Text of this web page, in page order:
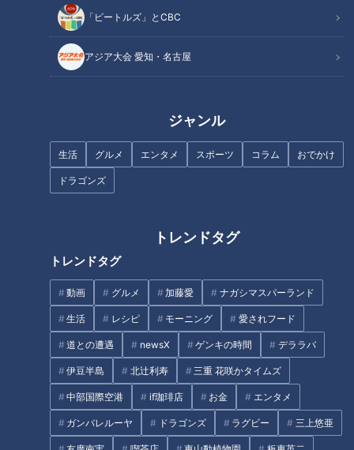
「ビートルズ」とCBC
アジア大会 愛知・名古屋
ジャンル
生活 グルメ エンタメ スポーツ コラム おでかけ
ドラゴンズ
トレンドタグ
トレンドタグ
動画 グルメ 加藤愛 ナガシマスパーランド
生活 レシピ モーニング 愛されフード
道との遭遇 newsX ゲンキの時間 デララバ
伊豆半島 北辻利寿 三重 花咲かタイムズ
中部国際空港 if珈琲店 お金 エンタメ
ガンバレルーヤ ドラゴンズ ラグビー 三上悠亜
圧巻の投球を続けるドラゴンズ
次世代のエース候補・高橋宏
斗！ 一軍の舞台で掴んだ手応え
を明かす！
「勝てる捕手」郡司裕也にドラ
ゴンズファンが思い描く開幕ス
タメンの夢
立浪竜投打の柱に10の質問！小
バットに対する“貪欲さ”！石川
昂弥、あきらめない開幕一軍ス
タメン！
中日・森駿太選手18歳、期待の
新星がついに1軍デビュー！
タグ
スポーツ 中日ドラゴンズ サンデードラゴンズ